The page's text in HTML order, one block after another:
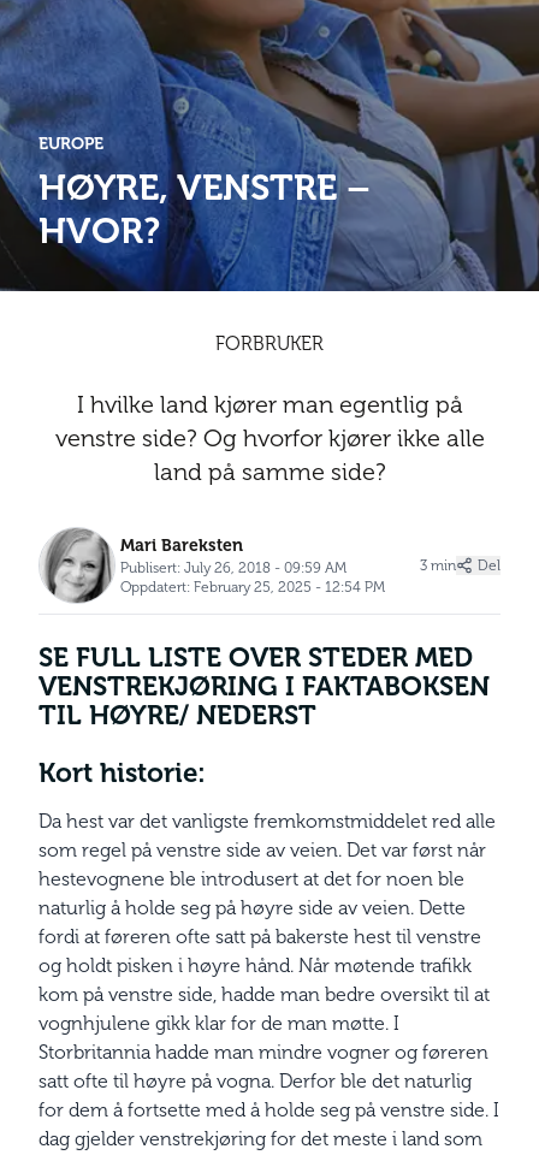
Kultur
Mat og drikke
Natur
Nyheter
Safari
Storby
Trender
Sør-Amerika
Abonnementsfordeler
Våre vilkår og personvernpolicy
Presse
Annonsere
Kontakt
Abonnementsfordeler
Digitalutgaver
Nyheter Safari Sol og bad
Spa og luksus Storby
Trender Vinter
Kontakt
EUROPE
HØYRE, VENSTRE –
HVOR?
FORBRUKER
I hvilke land kjører man egentlig på
venstre side? Og hvorfor kjører ikke alle
land på samme side?
Mari Bareksten
Publisert: July 26, 2018 - 09:59 AM
Oppdatert: February 25, 2025 - 12:54 PM
3 min Del
SE FULL LISTE OVER STEDER MED
VENSTREKJØRING I FAKTABOKSEN
TIL HØYRE/ NEDERST
Kort historie:
Da hest var det vanligste fremkomstmiddelet red alle
som regel på venstre side av veien. Det var først når
hestevognene ble introdusert at det for noen ble
naturlig å holde seg på høyre side av veien. Dette
fordi at føreren ofte satt på bakerste hest til venstre
og holdt pisken i høyre hånd. Når møtende trafikk
kom på venstre side, hadde man bedre oversikt til at
vognhjulene gikk klar for de man møtte. I
Storbritannia hadde man mindre vogner og føreren
satt ofte til høyre på vogna. Derfor ble det naturlig
for dem å fortsette med å holde seg på venstre side. I
dag gjelder venstrekjøring for det meste i land som